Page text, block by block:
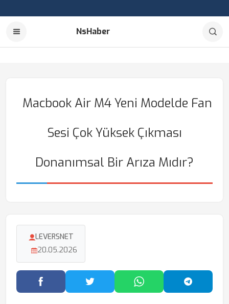
NsHaber
Macbook Air M4 Yeni Modelde Fan
Sesi Çok Yüksek Çıkması
Donanımsal Bir Arıza Mıdır?
LEVERSNET
20.05.2026
Facebook'ta PaylaşTwitter'da PaylaşWhatsApp'ta Paylaş